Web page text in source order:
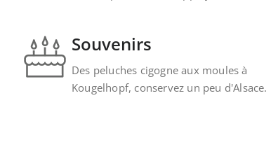
Souvenirs
Des peluches cigogne aux moules à
Kougelhopf, conservez un peu d'Alsace.